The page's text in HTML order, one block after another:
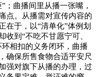
；曲播间里从播一张嘴，
点。从播需对宣传内容的
在于，以“清单化”体例划
收到“不吃不甘愿宁可、
相扣的义务闭环，曲播
确保所售食物合适平安尺
强对旗下从播的办理，过